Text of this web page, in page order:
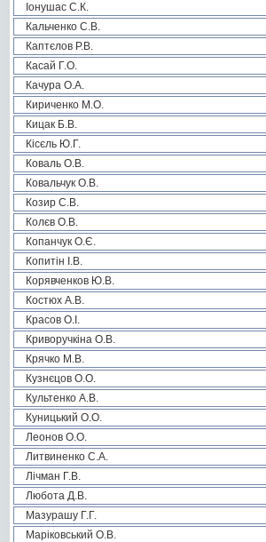
Іонушас С.К.
Кальченко С.В.
Каптєлов Р.В.
Касай Г.О.
Качура О.А.
Кириченко М.О.
Кицак Б.В.
Кісєль Ю.Г.
Коваль О.В.
Ковальчук О.В.
Козир С.В.
Колєв О.В.
Копанчук О.Є.
Копитін І.В.
Корявченков Ю.В.
Костюх А.В.
Красов О.І.
Криворучкіна О.В.
Крячко М.В.
Кузнєцов О.О.
Культенко А.В.
Куницький О.О.
Леонов О.О.
Литвиненко С.А.
Лічман Г.В.
Любота Д.В.
Мазурашу Г.Г.
Маріковський О.В.